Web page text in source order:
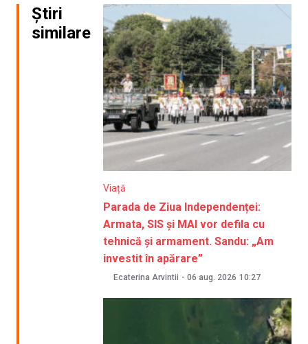
Știri
similare
Viață
Parada de Ziua Independenței:
Armata, SIS și MAI vor defila cu
tehnică și armament. Sandu: „Am
investit în apărare”
Ecaterina Arvintii - 06 aug. 2026 10:27